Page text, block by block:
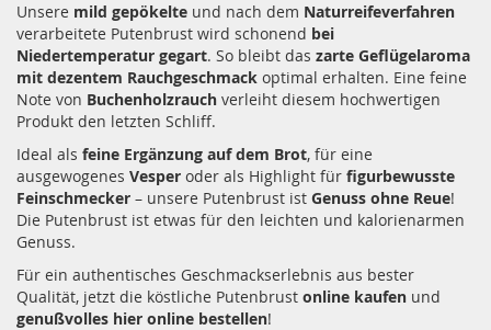
Unsere mild gepökelte und nach dem Naturreifeverfahren
verarbeitete Putenbrust wird schonend bei
Niedertemperatur gegart. So bleibt das zarte Geflügelaroma
mit dezentem Rauchgeschmack optimal erhalten. Eine feine
Note von Buchenholzrauch verleiht diesem hochwertigen
Produkt den letzten Schliff.
Ideal als feine Ergänzung auf dem Brot, für eine
ausgewogenes Vesper oder als Highlight für figurbewusste
Feinschmecker – unsere Putenbrust ist Genuss ohne Reue!
Die Putenbrust ist etwas für den leichten und kalorienarmen
Genuss.
Für ein authentisches Geschmackserlebnis aus bester
Qualität, jetzt die köstliche Putenbrust online kaufen und
genußvolles hier online bestellen!